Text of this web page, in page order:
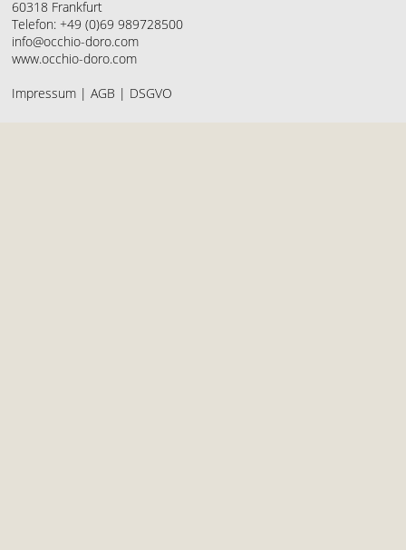
60318 Frankfurt
Telefon: +49 (0)69 989728500
info@occhio-doro.com
www.occhio-doro.com
Impressum | AGB | DSGVO